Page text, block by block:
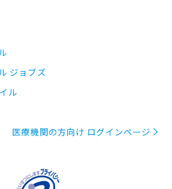
ジョブズ
ル
医療機関の方向け ログインページ